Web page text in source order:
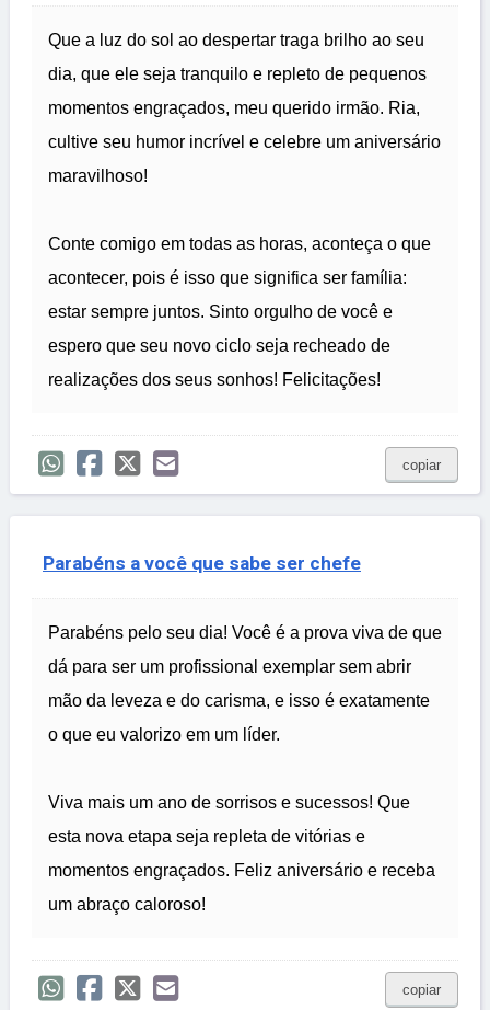
Que a luz do sol ao despertar traga brilho ao seu
dia, que ele seja tranquilo e repleto de pequenos
momentos engraçados, meu querido irmão. Ria,
cultive seu humor incrível e celebre um aniversário
maravilhoso!
Conte comigo em todas as horas, aconteça o que
acontecer, pois é isso que significa ser família:
estar sempre juntos. Sinto orgulho de você e
espero que seu novo ciclo seja recheado de
realizações dos seus sonhos! Felicitações!
copiar
Parabéns a você que sabe ser chefe
Parabéns pelo seu dia! Você é a prova viva de que
dá para ser um profissional exemplar sem abrir
mão da leveza e do carisma, e isso é exatamente
o que eu valorizo em um líder.
Viva mais um ano de sorrisos e sucessos! Que
esta nova etapa seja repleta de vitórias e
momentos engraçados. Feliz aniversário e receba
um abraço caloroso!
copiar